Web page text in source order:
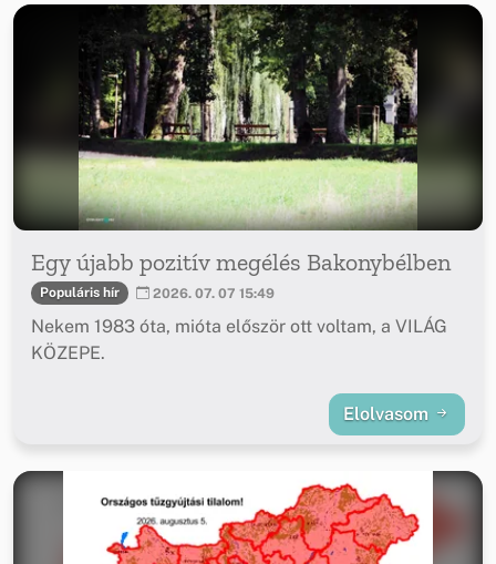
Egy újabb pozitív megélés Bakonybélben
Populáris hír 2026. 07. 07 15:49
Nekem 1983 óta, mióta először ott voltam, a VILÁG
KÖZEPE.
Elolvasom